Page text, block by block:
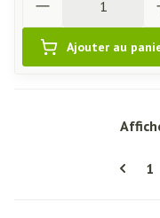
Ajouter au
1